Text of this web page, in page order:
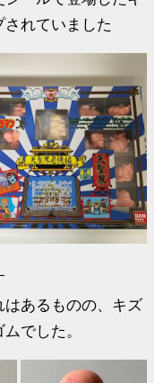
れていました
あるものの、キズ
でした。